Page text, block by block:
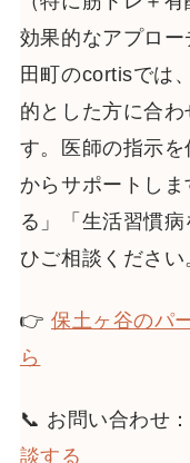
効果的なアプロ
田町のcortisでは
的とした方に合
す。医師の指示
からサポートし
る」「生活習慣
ひご相談ください
👉 保土ヶ谷のパ
ら
📞 お問い合わせ：
談する